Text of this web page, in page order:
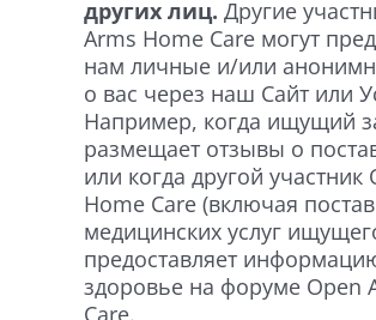
других лиц. Другие
Arms Home Care могут
нам личные и/или
о вас через наш Сайт или
Например, когда ищущий
размещает отзывы о
или когда другой участник
Home Care (включая
медицинских услуг
предоставляет
здоровье на форуме Open
Care.